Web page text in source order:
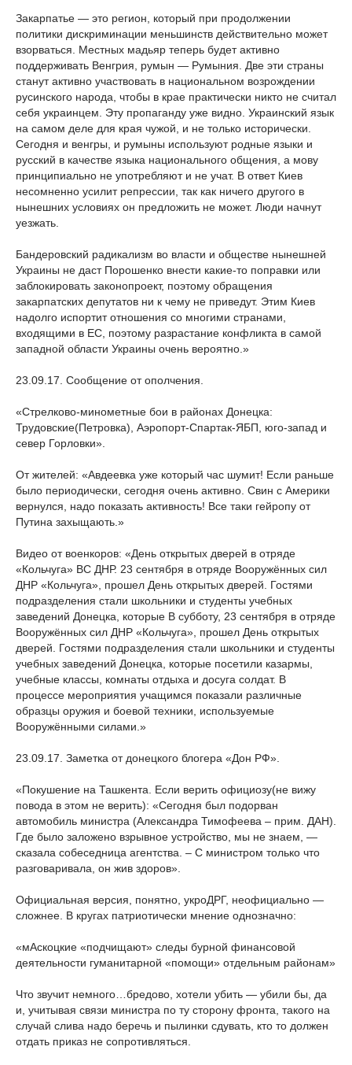
Закарпатье — это регион, который при продолжении
политики дискриминации меньшинств действительно может
взорваться. Местных мадьяр теперь будет активно
поддерживать Венгрия, румын — Румыния. Две эти страны
станут активно участвовать в национальном возрождении
русинского народа, чтобы в крае практически никто не считал
себя украинцем. Эту пропаганду уже видно. Украинский язык
на самом деле для края чужой, и не только исторически.
Сегодня и венгры, и румыны используют родные языки и
русский в качестве языка национального общения, а мову
принципиально не употребляют и не учат. В ответ Киев
несомненно усилит репрессии, так как ничего другого в
нынешних условиях он предложить не может. Люди начнут
уезжать.
Бандеровский радикализм во власти и обществе нынешней
Украины не даст Порошенко внести какие-то поправки или
заблокировать законопроект, поэтому обращения
закарпатских депутатов ни к чему не приведут. Этим Киев
надолго испортит отношения со многими странами,
входящими в ЕС, поэтому разрастание конфликта в самой
западной области Украины очень вероятно.»
23.09.17. Сообщение от ополчения.
«Стрелково-минометные бои в районах Донецка:
Трудовские(Петровка), Аэропорт-Спартак-ЯБП, юго-запад и
север Горловки».
От жителей: «Авдеевка уже который час шумит! Если раньше
было периодически, сегодня очень активно. Свин с Америки
вернулся, надо показать активность! Все таки гейропу от
Путина захыщають.»
Видео от военкоров: «День открытых дверей в отряде
«Кольчуга» ВС ДНР. 23 сентября в отряде Вооружённых сил
ДНР «Кольчуга», прошел День открытых дверей. Гостями
подразделения стали школьники и студенты учебных
заведений Донецка, которые В субботу, 23 сентября в отряде
Вооружённых сил ДНР «Кольчуга», прошел День открытых
дверей. Гостями подразделения стали школьники и студенты
учебных заведений Донецка, которые посетили казармы,
учебные классы, комнаты отдыха и досуга солдат. В
процессе мероприятия учащимся показали различные
образцы оружия и боевой техники, используемые
Вооружёнными силами.»
23.09.17. Заметка от донецкого блогера «Дон РФ».
«Покушение на Ташкента. Если верить официозу(не вижу
повода в этом не верить): «Сегодня был подорван
автомобиль министра (Александра Тимофеева – прим. ДАН).
Где было заложено взрывное устройство, мы не знаем, —
сказала собеседница агентства. – С министром только что
разговаривала, он жив здоров».
Официальная версия, понятно, укроДРГ, неофициально —
сложнее. В кругах патриотически мнение однозначно:
«мАскоцкие «подчищают» следы бурной финансовой
деятельности гуманитарной «помощи» отдельным районам»
Что звучит немного…бредово, хотели убить — убили бы, да
и, учитывая связи министра по ту сторону фронта, такого на
случай слива надо беречь и пылинки сдувать, кто то должен
отдать приказ не сопротивляться.